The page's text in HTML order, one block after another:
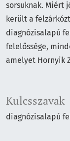
Kulcsszavak
diagnózisalapú
sorsuknak. Miért
került a
diagnózisalapú
felelőssége,
amelyet Hornyik